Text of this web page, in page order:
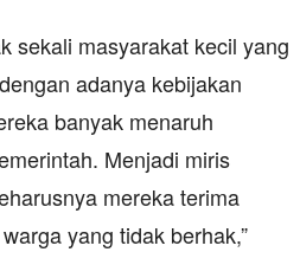
sekali masyarakat kecil yang
adanya kebijakan
banyak menaruh
Menjadi miris
mereka terima
yang tidak berhak,”